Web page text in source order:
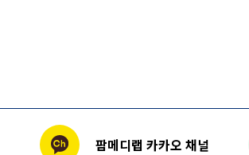
팜메디랩 카카오 채널